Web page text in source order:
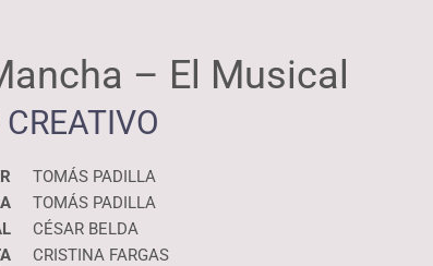
– El Musical
TOMÁS PADILLA
TOMÁS PADILLA
CÉSAR BELDA
CRISTINA FARGAS